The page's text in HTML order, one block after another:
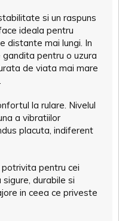
si un raspuns
ideala pentru
distante mai lungi. In
pentru o uzura
de viata mai mare
la rulare. Nivelul
a vibratiilor
placuta, indiferent
pentru cei
durabile si
in ceea ce priveste